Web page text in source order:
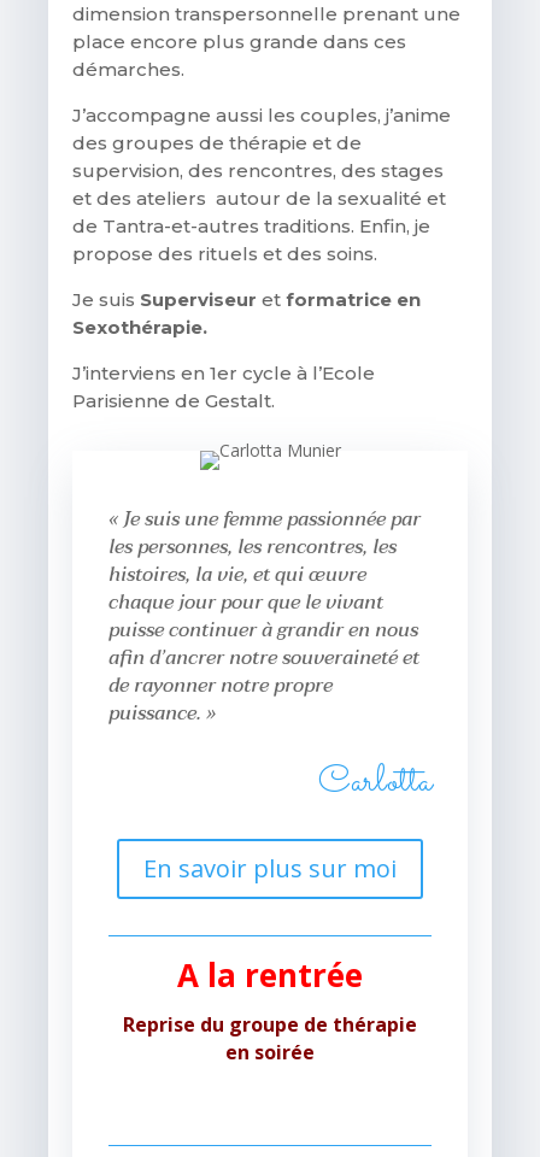
dimension transpersonnelle prenant une
place encore plus grande dans ces
démarches.
J’accompagne aussi les couples, j’anime
des groupes de thérapie et de
supervision, des rencontres, des stages
et des ateliers autour de la sexualité et
de Tantra-et-autres traditions. Enfin, je
propose des rituels et des soins.
Je suis Superviseur etformatrice en
Sexothérapie.
J’interviens en 1er cycle à l’Ecole
Parisienne de Gestalt.
« Je suis une femme passionnée par
les personnes, les rencontres, les
histoires, la vie, et qui œuvre
chaque jour pour que le vivant
puisse continuer à grandir en nous
afin d’ancrer notre souveraineté et
de rayonner notre propre
puissance. »
Carlotta
En savoir plus sur moi
A la rentrée
Reprise du groupe de thérapie
en soirée